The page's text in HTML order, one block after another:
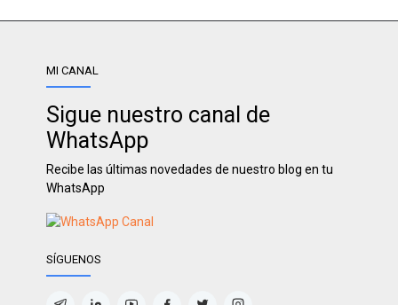
MI CANAL
Sigue nuestro canal de
WhatsApp
Recibe las últimas novedades de nuestro blog en tu
WhatsApp
SÍGUENOS